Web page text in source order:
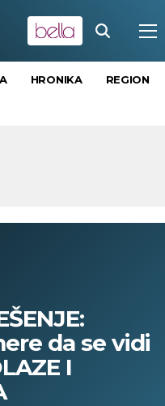
HRONIKA REGION
da se vidi
I